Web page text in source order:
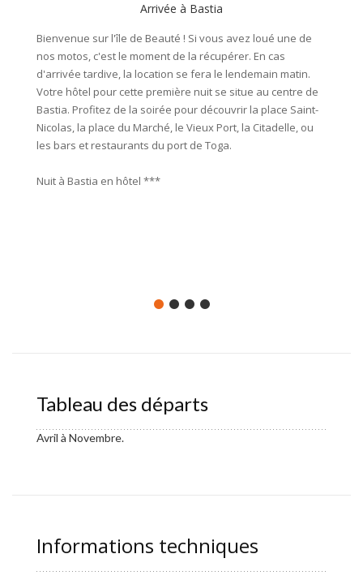
Arrivée à Bastia
Bienvenue sur l'île de Beauté ! Si vous avez loué une de
nos motos, c'est le moment de la récupérer. En cas
d'arrivée tardive, la location se fera le lendemain matin.
Votre hôtel pour cette première nuit se situe au centre de
Bastia. Profitez de la soirée pour découvrir la place Saint-
Nicolas, la place du Marché, le Vieux Port, la Citadelle, ou
les bars et restaurants du port de Toga.
Nuit à Bastia en hôtel ***
Tableau des départs
Avril à Novembre.
Informations techniques